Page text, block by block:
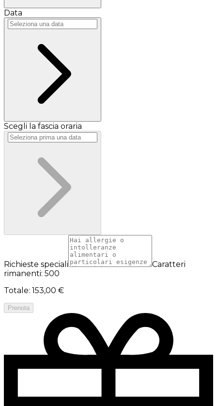
Data
Scegli la fascia oraria
Richieste speciali
Caratteri
rimanenti: 500
Totale: 153,00 €
Prenota